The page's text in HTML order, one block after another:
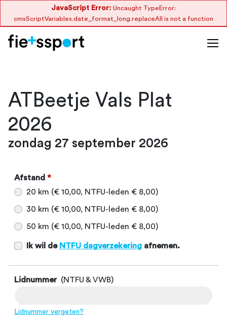
JavaScript Error: Uncaught TypeError:
cmsScriptVariables.date_format_long.replaceAll is not a function
ATBeetje Vals Plat
2026
zondag 27 september 2026
Afstand *
20 km (€ 10,00, NTFU-leden € 8,00)
30 km (€ 10,00, NTFU-leden € 8,00)
50 km (€ 10,00, NTFU-leden € 8,00)
Ik wil de NTFU dagverzekering afnemen.
Lidnummer (NTFU & VWB)
Lidnummer vergeten?